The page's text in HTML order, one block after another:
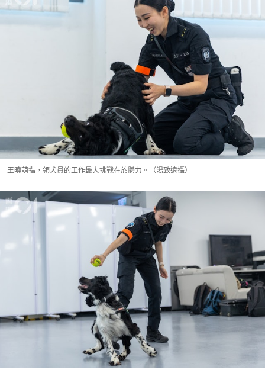
王曉萌指，領犬員的工作最大挑戰在於體力。（湯致遠攝）